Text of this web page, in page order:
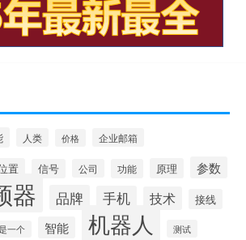
人类 价格 企业邮箱
置 信号 公司 功能 原理 参数
器 品牌 手机 技术 接线
一个 智能 机器人 测试